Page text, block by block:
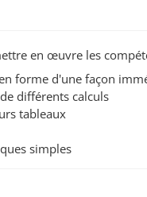
en œuvre les
forme d'une façon
différents calculs
tableaux
simples